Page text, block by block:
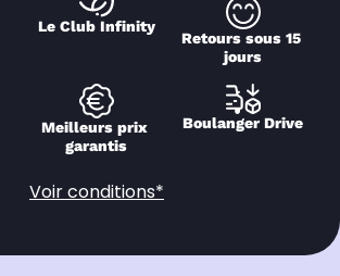
Le Club Infinity
Retours sous 15
jours
Meilleurs prix
garantis
Boulanger Drive
Voir conditions*